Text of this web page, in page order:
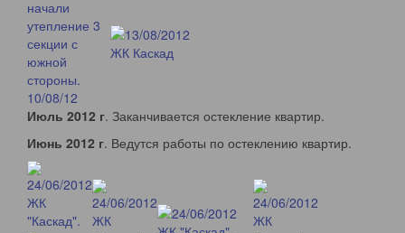
Июль 2012 г. Заканчивается остекление квартир.
Июнь 2012 г. Ведутся работы по остеклению квартир.